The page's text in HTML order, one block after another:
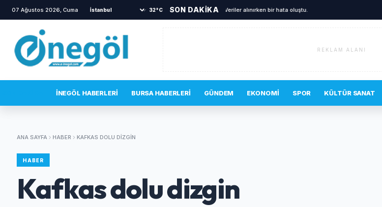
07 Ağustos 2026, Cuma 32°C SON DAKİKA Veriler alınırken bir hata oluştu.
REKLAM ALANI
İNEGÖL HABERLERI BURSA HABERLERI GÜNDEM EKONOMI SPOR KÜLTÜR SANAT
ANA SAYFA HABER KAFKAS DOLU DIZGIN
HABER
Kafkas dolu dizgin